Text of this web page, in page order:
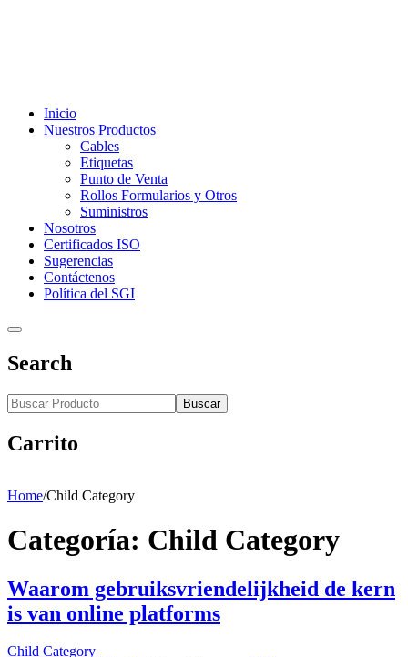
Inicio
Nuestros Productos
Cables
Etiquetas
Punto de Venta
Rollos Formularios y Otros
Suministros
Nosotros
Certificados ISO
Sugerencias
Contáctenos
Política del SGI
Search
Buscar
Carrito
Home/Child Category
Categoría: Child Category
Waarom gebruiksvriendelijkheid de kern
is van online platforms
Child Category